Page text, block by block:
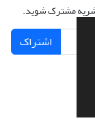
نشریه مشترک شوید.
اشتراک